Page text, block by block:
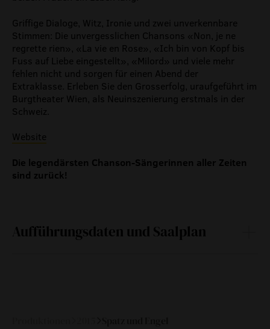
Griffige Dialoge, Witz, Ironie und zwei unverkennbare
Stimmen: Die unvergesslichen Chansons «Non, je ne
regrette rien», «La vie en Rose», «Ich bin von Kopf bis
Fuss auf Liebe eingestellt», «Milord» und viele mehr
fehlen nicht und sorgen für einen Abend der
Extraklasse. Erleben Sie den Grosserfolg, uraufgeführt im
Burgtheater Wien, als Neuinszenierung erstmals in der
Schweiz.
Website
Die legendärsten Chanson-Sängerinnen aller Zeiten
sind zurück!
Aufführungsdaten und Saalplan